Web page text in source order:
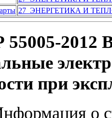
27 ЭНЕРГЕТИКА И
2012
при
о